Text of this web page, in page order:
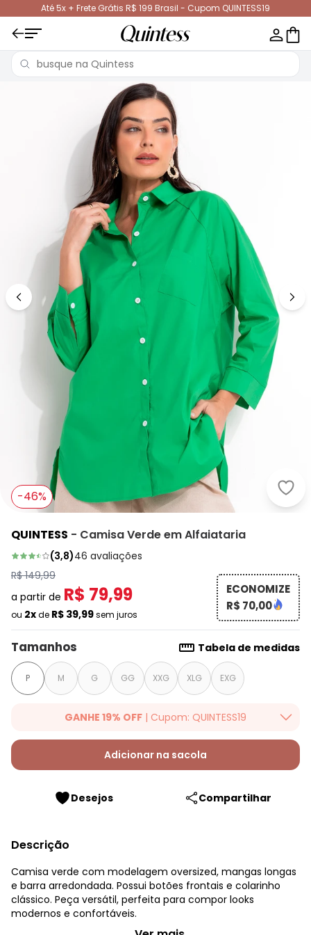
Até 5x + Frete Grátis R$ 199 Brasil - Cupom QUINTESS19
-46%
QUINTESS - Camisa Verde em Alfaiataria
(3,8)46 avaliações
R$ 149,99
a partir de R$ 79,99
ou 2xde R$ 39,99sem juros
ECONOMIZE
R$ 70,00
Tamanhos Tabela de medidas
P M G GG XXG XLG EXG
GANHE 19% OFF | Cupom: QUINTESS19
Ganhe 19% OFF Extra em qualquer valor, usando o cupom:
QUINTESS19. Válido para toda loja Quintess, até 07/08/2026.
Adicionar na sacola
Desejos Compartilhar
Descrição
Camisa verde com modelagem oversized, mangas longas
e barra arredondada. Possui botões frontais e colarinho
clássico. Peça versátil, perfeita para compor looks
modernos e confortáveis.